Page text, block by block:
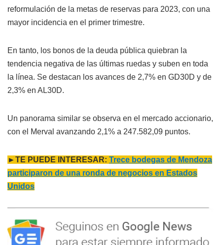
reformulación de la metas de reservas para 2023, con una
mayor incidencia en el primer trimestre.
En tanto, los bonos de la deuda pública quiebran la
tendencia negativa de las últimas ruedas y suben en toda
la línea. Se destacan los avances de 2,7% en GD30D y de
2,3% en AL30D.
Un panorama similar se observa en el mercado accionario,
con el Merval avanzando 2,1% a 247.582,09 puntos.
►TE PUEDE INTERESAR: Trece bodegas de Mendoza
participaron de una ronda de negocios en Estados
Unidos